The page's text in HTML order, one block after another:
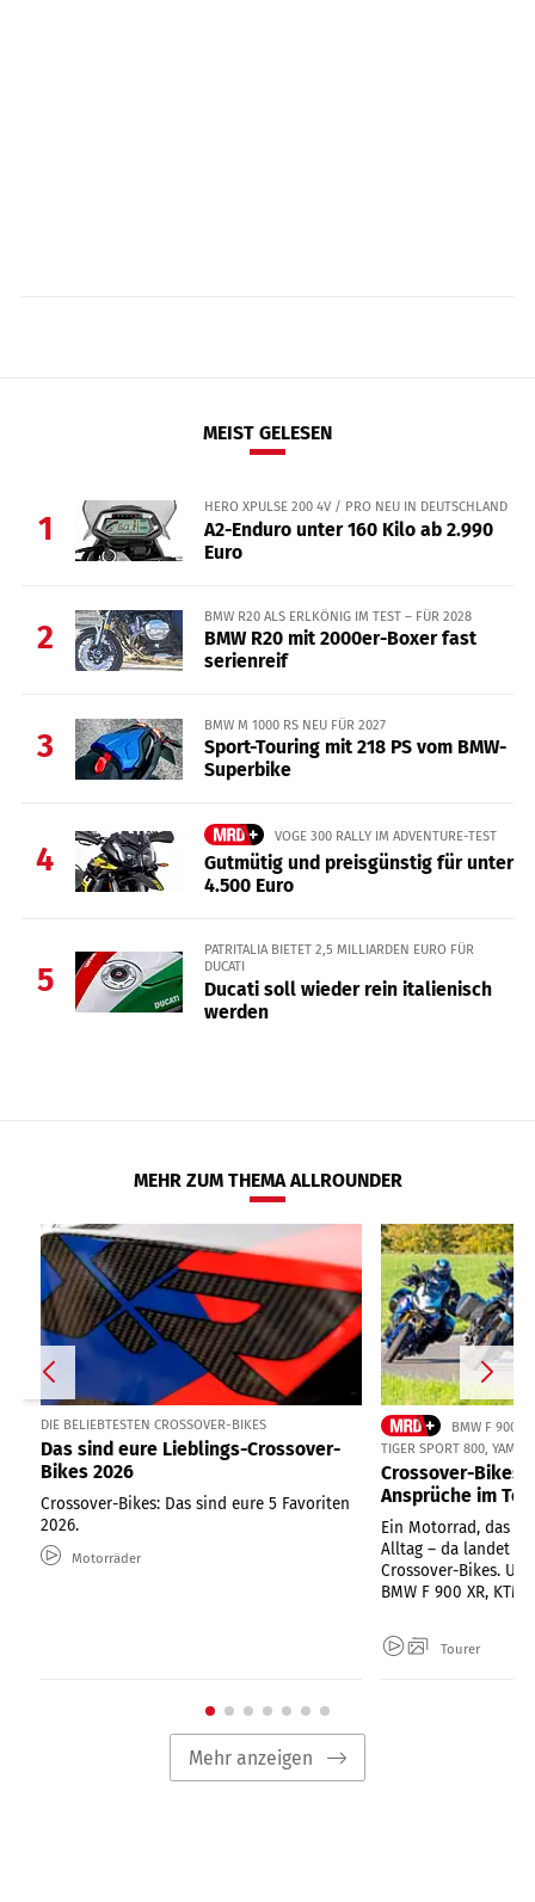
MEIST GELESEN
1
HERO XPULSE 200 4V / PRO NEU IN DEUTSCHLAND
A2-Enduro unter 160 Kilo ab 2.990
Euro
2
BMW R20 ALS ERLKÖNIG IM TEST – FÜR 2028
BMW R20 mit 2000er-Boxer fast
serienreif
3
BMW M 1000 RS NEU FÜR 2027
Sport-Touring mit 218 PS vom BMW-
Superbike
4
VOGE 300 RALLY IM ADVENTURE-TEST
Gutmütig und preisgünstig für unter
4.500 Euro
5
PATRITALIA BIETET 2,5 MILLIARDEN EURO FÜR
DUCATI
Ducati soll wieder rein italienisch
werden
MEHR ZUM THEMA ALLROUNDER
DIE BELIEBTESTEN CROSSOVER-BIKES
Das sind eure Lieblings-Crossover-
Bikes 2026
Crossover-Bikes: Das sind eure 5 Favoriten
2026.
Motorräder
BMW F 900
TIGER SPORT 800,
Crossover-Bikes
Ansprüche im
Ein Motorrad, das
Alltag – da landet
Crossover-Bikes.
BMW F 900 XR, KTM
Tourer
Mehr anzeigen